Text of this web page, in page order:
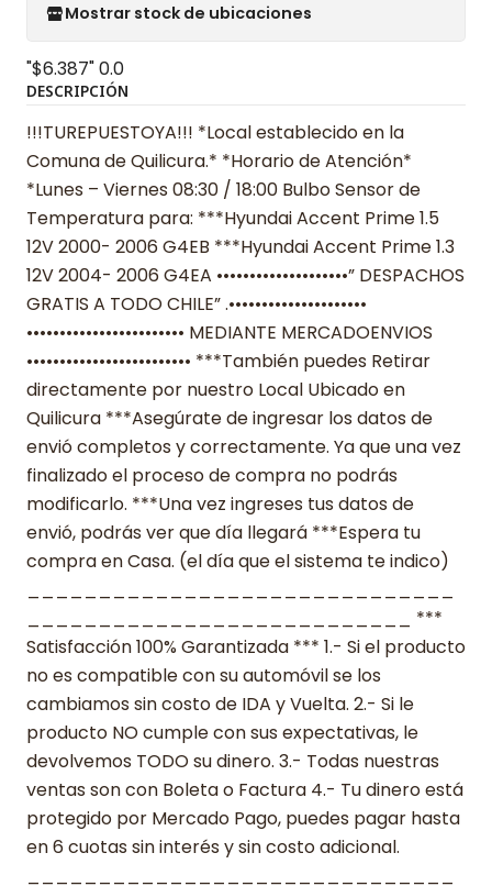
Mostrar stock de ubicaciones
"$6.387"0.0
DESCRIPCIÓN
!!!TUREPUESTOYA!!! *Local establecido en la
Comuna de Quilicura.* *Horario de Atención*
*Lunes – Viernes 08:30 / 18:00 Bulbo Sensor de
Temperatura para: ***Hyundai Accent Prime 1.5
12V 2000- 2006 G4EB ***Hyundai Accent Prime 1.3
12V 2004- 2006 G4EA ••••••••••••••••••••” DESPACHOS
GRATIS A TODO CHILE” .•••••••••••••••••••••
•••••••••••••••••••••••• MEDIANTE MERCADOENVIOS
••••••••••••••••••••••••• ***También puedes Retirar
directamente por nuestro Local Ubicado en
Quilicura ***Asegúrate de ingresar los datos de
envió completos y correctamente. Ya que una vez
finalizado el proceso de compra no podrás
modificarlo. ***Una vez ingreses tus datos de
envió, podrás ver que día llegará ***Espera tu
compra en Casa. (el día que el sistema te indico)
___________________________ ***
Satisfacción 100% Garantizada *** 1.- Si el producto
no es compatible con su automóvil se los
cambiamos sin costo de IDA y Vuelta. 2.- Si le
producto NO cumple con sus expectativas, le
devolvemos TODO su dinero. 3.- Todas nuestras
ventas son con Boleta o Factura 4.- Tu dinero está
protegido por Mercado Pago, puedes pagar hasta
en 6 cuotas sin interés y sin costo adicional.